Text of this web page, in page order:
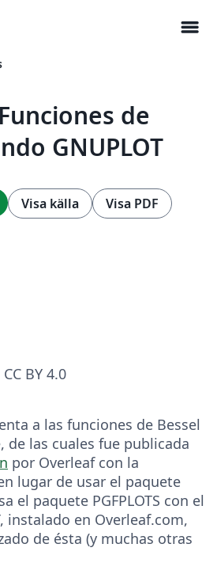
menu
de
GNUPLOT
Visa källa Visa PDF
BY 4.0
a las funciones de Bessel
de las cuales fue publicada
por Overleaf con la
lugar de usar el paquete
el paquete PGFPLOTS con el
instalado en Overleaf.com,
de ésta (y muchas otras